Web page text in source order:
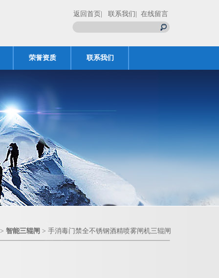
返回首页 | 联系我们 | 在线留言
荣誉资质 联系我们
智能三辊闸 > 手消毒门禁全不锈钢酒精喷雾闸机三辊闸